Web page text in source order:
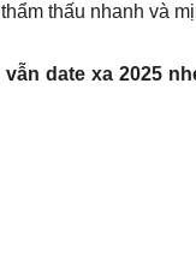
thấu nhanh và
date xa 2025